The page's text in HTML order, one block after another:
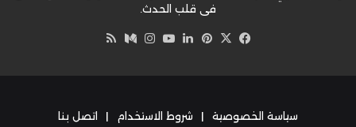
في قلب الحدث.
فيسبوك
‫X بينتيريست
لينكدإن‫YouTube
انستقرام
وسط
سياسة الخصوصية | شروط الاستخدام | اتصل بنا